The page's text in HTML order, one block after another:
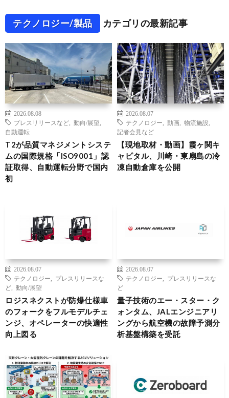
テクノロジー/製品 カテゴリの最新記事
2026.08.08
プレスリリースなど
動向/展望
自動運転
T2が品質マネジメントシステ
ムの国際規格「ISO9001」認
証取得、自動運転分野で国内
初
2026.08.07
テクノロジー
動画 物流施設
記者会見など
【現地取材・動画】霞ヶ関キ
ャピタル、川崎・東扇島の冷
凍自動倉庫を公開
2026.08.07
テクノロジー
プレスリリースな
ど
動向/展望
ロジスネクストが防爆仕様車
のフォークをフルモデルチェ
ンジ、オペレーターの快適性
向上図る
2026.08.07
テクノロジー
プレスリリースな
ど
量子技術のエー・スター・ク
ォンタム、JALエンジニアリ
ングから航空機の故障予測分
析基盤構築を受託